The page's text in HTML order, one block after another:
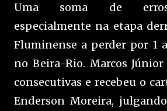
Uma soma de
especialmente na etapa
Fluminense a perder por 1
no Beira-Rio. Marcos
consecutivas e recebeu o
Enderson Moreira,